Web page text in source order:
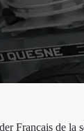
Français de la